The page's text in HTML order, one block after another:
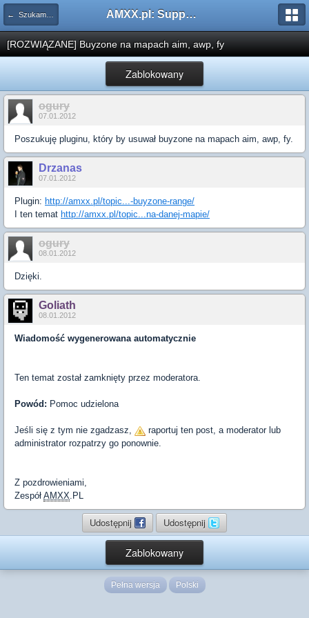
← Szukam pluginu AMXX.pl: Support AMX Mod X i SourceMod
[ROZWIĄZANE] Buyzone na mapach aim, awp, fy
Zablokowany
ogury
07.01.2012
Poszukuję pluginu, który by usuwał buyzone na mapach aim, awp, fy.
Drzanas
07.01.2012
Plugin: http://amxx.pl/topic...-buyzone-range/
I ten temat http://amxx.pl/topic...na-danej-mapie/
ogury
08.01.2012
Dzięki.
Goliath
08.01.2012
Wiadomość wygenerowana automatycznie
Ten temat został zamknięty przez moderatora.
Powód: Pomoc udzielona
Jeśli się z tym nie zgadzasz,
raportuj ten post, a moderator lub
administrator rozpatrzy go ponownie.
Z pozdrowieniami,
Zespół AMXX.PL
Udostępnij Udostępnij
Zablokowany
Pełna wersja Polski